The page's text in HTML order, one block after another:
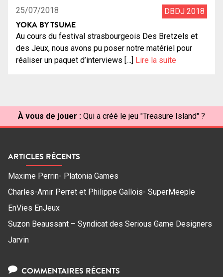
25/07/2018 DBDJ 2018
YOKA BY TSUME
Au cours du festival strasbourgeois Des Bretzels et
des Jeux, nous avons pu poser notre matériel pour
réaliser un paquet d’interviews […] Lire la suite
À vous de jouer : Qui a créé le jeu "Treasure Island" ?
ARTICLES RÉCENTS
Maxime Perrin- Platonia Games
Charles-Amir Perret et Philippe Gallois- SuperMeeple
EnVies EnJeux
Suzon Beaussant – Syndicat des Serious Game Designers
Jarvin
COMMENTAIRES RÉCENTS